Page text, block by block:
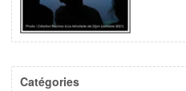
Catégories